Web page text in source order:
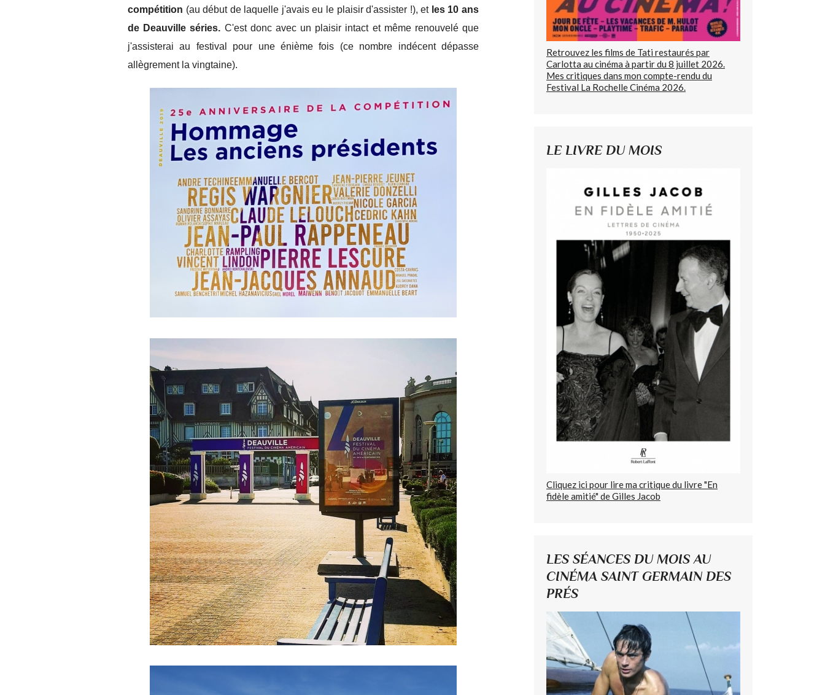
compétition (au début de laquelle j'avais eu le plaisir d'assister !), et les 10 ans
de Deauville séries. C'est donc avec un plaisir intact et même renouvelé que
j'assisterai au festival pour une énième fois (ce nombre indécent dépasse
allègrement la vingtaine).
Retrouvez les films de Tati restaurés par
Carlotta au cinéma à partir du 8 juillet 2026.
Mes critiques dans mon compte-rendu du
Festival La Rochelle Cinéma 2026.
LE LIVRE DU MOIS
Cliquez ici pour lire ma critique du livre "En
fidèle amitié" de Gilles Jacob
LES SÉANCES DU MOIS AU
CINÉMA SAINT GERMAIN DES
PRÉS